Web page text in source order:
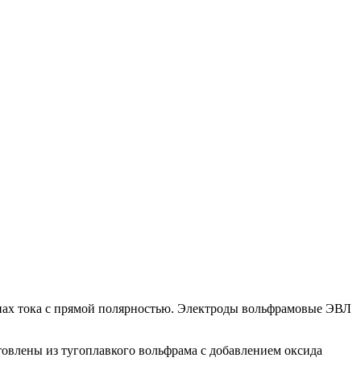
тока с прямой полярностью. Электроды вольфрамовые ЭВЛ
из тугоплавкого вольфрама с добавлением оксида